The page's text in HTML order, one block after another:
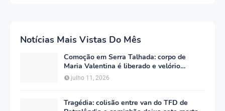
Notícias Mais Vistas Do Mês
Comoção em Serra Talhada: corpo de
Maria Valentina é liberado e velório
começa às 5h deste domingo
julho 11, 2026
Tragédia: colisão entre van do TFD de